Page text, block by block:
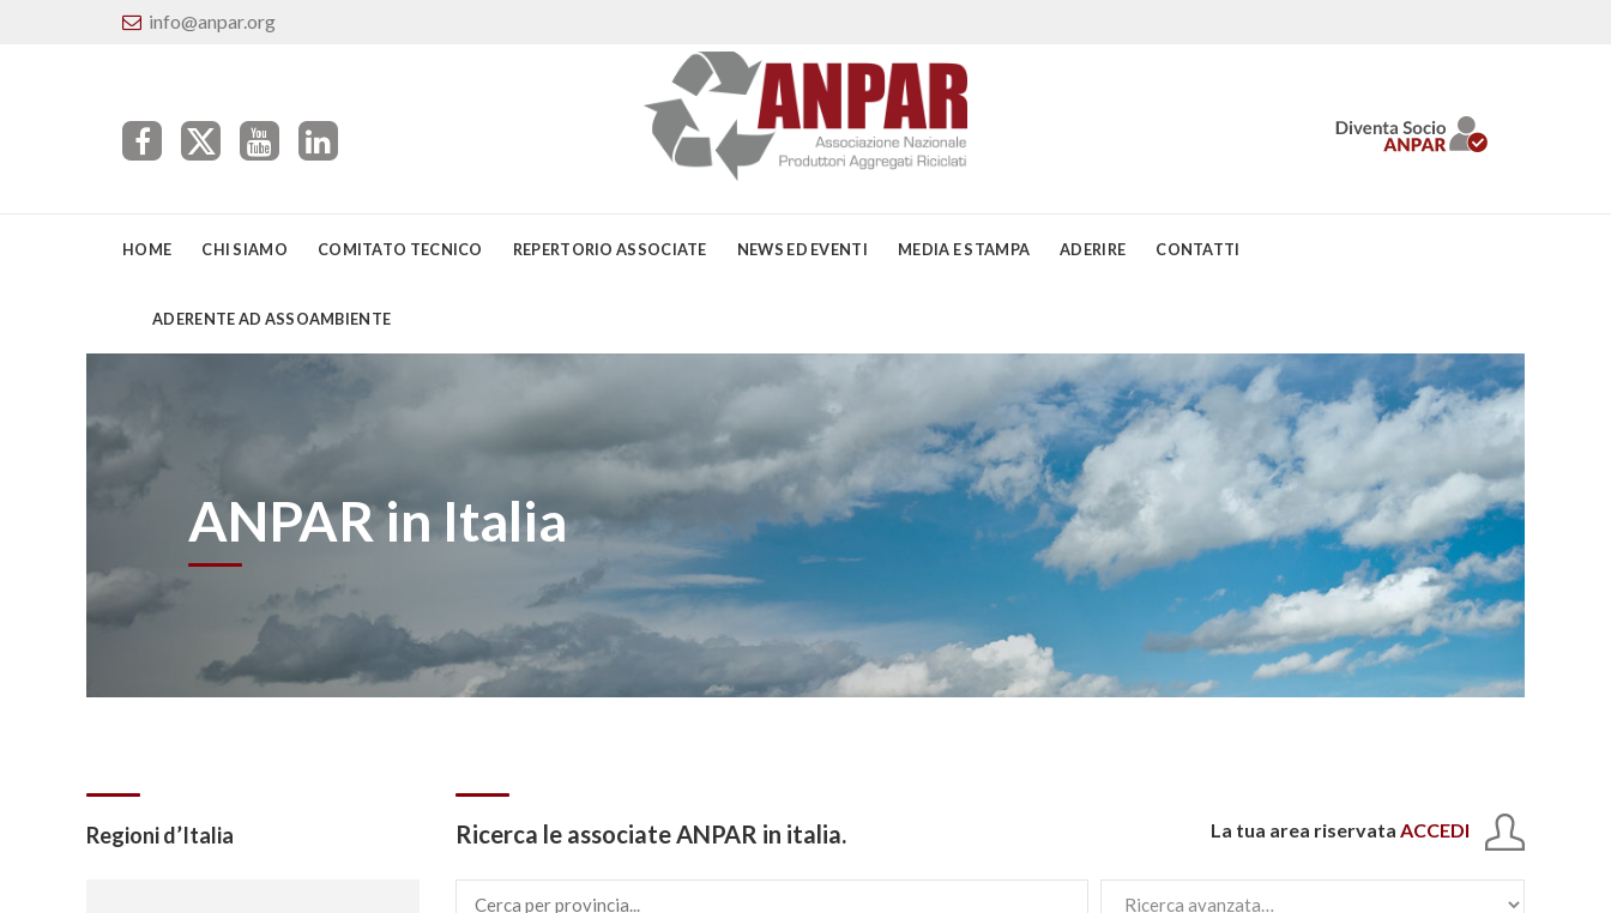
info@anpar.org
HOME CHI SIAMO COMITATO TECNICO REPERTORIO ASSOCIATE NEWS ED EVENTI MEDIA E STAMPA ADERIRE CONTATTI
ADERENTE AD ASSOAMBIENTE
ANPAR in Italia
Ricerca le associate ANPAR in italia. La tua area riservata ACCEDI
Regioni d’Italia